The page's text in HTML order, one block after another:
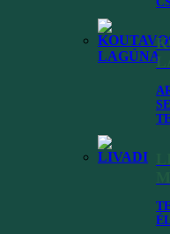
kefaloniai utazáskor